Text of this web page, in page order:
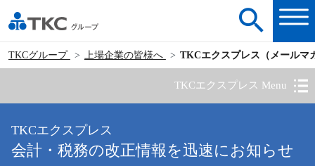
TKCグループ 上場企業の皆様へ TKCエクスプレス（メールマ
TKCエクスプレス Menu
TKCエクスプレス
会計・税務の改正情報を迅速にお知らせ